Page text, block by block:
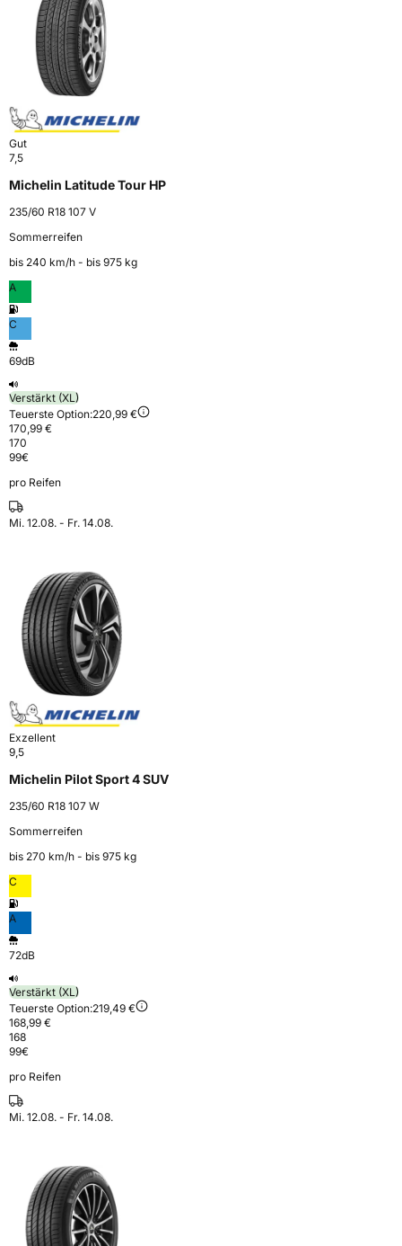
Gut
7,5
Michelin Latitude Tour HP
235/60 R18 107 V
Sommerreifen
bis 240 km⁠/⁠h - bis 975 kg
A
C
69dB
Verstärkt (XL)
Teuerste Option:220,99 €
170,99 €
170
99€
pro Reifen
Mi. 12.08. - Fr. 14.08.
Exzellent
9,5
Michelin Pilot Sport 4 SUV
235/60 R18 107 W
Sommerreifen
bis 270 km⁠/⁠h - bis 975 kg
C
A
72dB
Verstärkt (XL)
Teuerste Option:219,49 €
168,99 €
168
99€
pro Reifen
Mi. 12.08. - Fr. 14.08.